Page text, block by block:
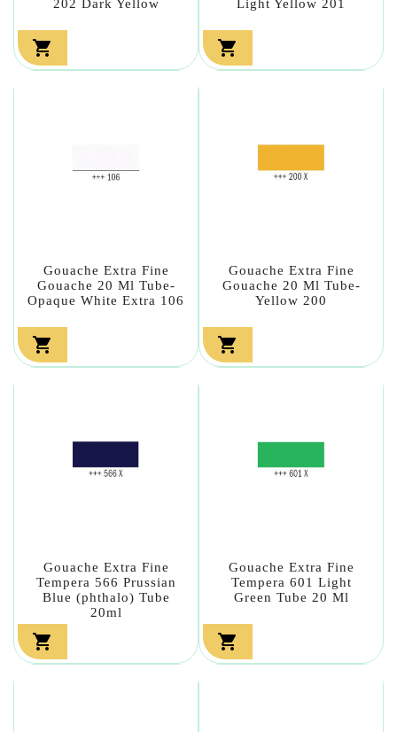
202 Dark Yellow

Light Yellow 201

Gouache Extra Fine
Gouache 20 Ml Tube-
Opaque White Extra 106

Gouache Extra Fine
Gouache 20 Ml Tube-
Yellow 200

Gouache Extra Fine
Tempera 566 Prussian
Blue (phthalo) Tube
20ml

Gouache Extra Fine
Tempera 601 Light
Green Tube 20 Ml
